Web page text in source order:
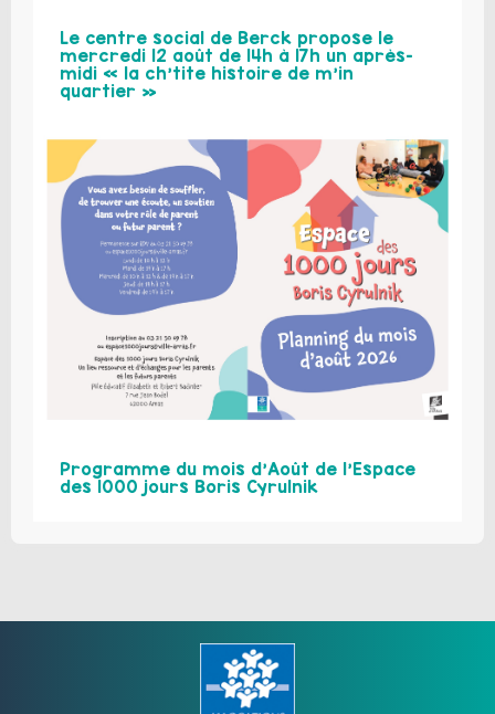
Le centre social de Berck propose le
mercredi 12 août de 14h à 17h un après-
midi « la ch’tite histoire de m’in
quartier »
Programme du mois d’Août de l’Espace
des 1000 jours Boris Cyrulnik